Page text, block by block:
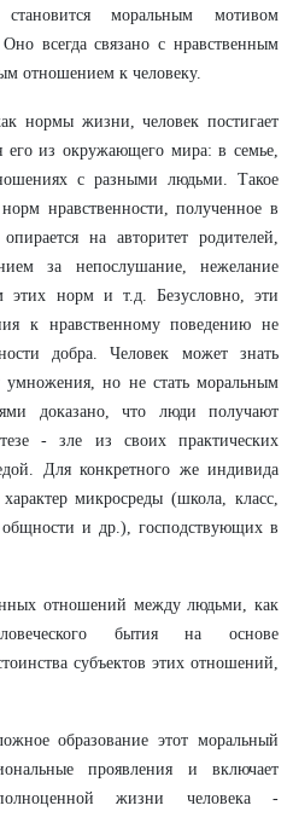
становится моральным мотивом
всегда связано с нравствен­ным
отношением к человеку.
нормы жизни, человек постигает
его из окружающего мира: в семье,
с разными людьми. Такое
нравственности, полученное в
на авторитет родителей,
за непослушание, нежелание
этих норм и т.д. Безусловно, эти
к нравственному по­ведению не
добра. Человек может знать
но не стать моральным
доказано, что люди получают
- зле из своих практических
Для конкретного же индивида
микросреды (школа, класс,
общности и др.), господствующих в
отношений между людьми, как
бытия на основе
субъектов этих отношений,
образование этот моральный
проявления и включает
жизни человека